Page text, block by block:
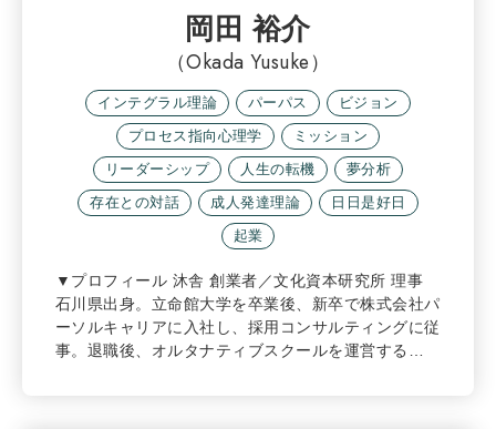
岡田 裕介
（Okada Yusuke）
インテグラル理論 パーパス
ビジョン
プロセス指向心理学
ミッション
リーダーシップ
人生の転機
夢分析
存在との対話
成人発達理論
日日是好日
起業
▼プロフィール 沐舎 創業者／文化資本研究所 理事
石川県出身。立命館大学を卒業後、新卒で株式会社パ
ーソルキャリアに入社し、採用コンサルティングに従
事。退職後、オルタナティブスクールを運営する…